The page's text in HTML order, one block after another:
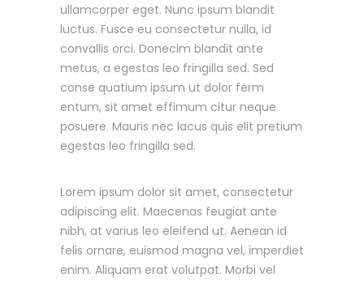
ullamcorper eget. Nunc ipsum blandit
luctus. Fusce eu consectetur nulla, id
convallis orci. Donecim blandit ante
metus, a egestas leo fringilla sed. Sed
conse quatium ipsum ut dolor ferm
entum, sit amet effimum citur neque
posuere. Mauris nec lacus quis elit pretium
egestas leo fringilla sed.
Lorem ipsum dolor sit amet, consectetur
adipiscing elit. Maecenas feugiat ante
nibh, at varius leo eleifend ut. Aenean id
felis ornare, euismod magna vel, imperdiet
enim. Aliquam erat volutpat. Morbi vel